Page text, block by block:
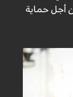
أجل حماية